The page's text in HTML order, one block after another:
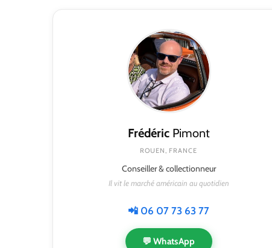
FrédéricPimont
ROUEN, FRANCE
Conseiller & collectionneur
Il vit le marché américain au quotidien
📲 06 07 73 63 77
💬 WhatsApp